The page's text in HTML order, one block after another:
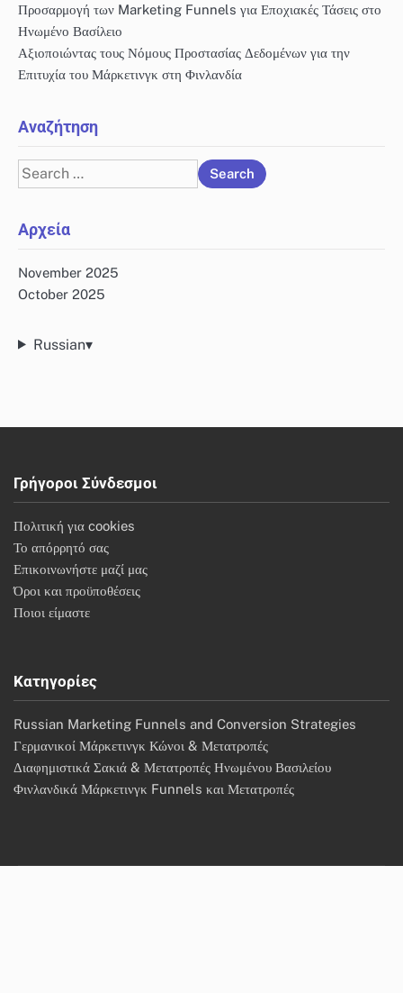
Προσαρμογή των Marketing Funnels για Εποχιακές Τάσεις στο
Ηνωμένο Βασίλειο
Αξιοποιώντας τους Νόμους Προστασίας Δεδομένων για την
Επιτυχία του Μάρκετινγκ στη Φινλανδία
Αναζήτηση
Search
for:
Αρχεία
November 2025
October 2025
Russian▾
Γρήγοροι Σύνδεσμοι
Πολιτική για cookies
Το απόρρητό σας
Επικοινωνήστε μαζί μας
Όροι και προϋποθέσεις
Ποιοι είμαστε
Κατηγορίες
Russian Marketing Funnels and Conversion Strategies
Γερμανικοί Μάρκετινγκ Κώνοι & Μετατροπές
Διαφημιστικά Σακιά & Μετατροπές Ηνωμένου Βασιλείου
Φινλανδικά Μάρκετινγκ Funnels και Μετατροπές